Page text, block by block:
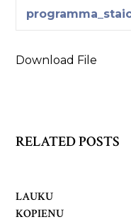
Download File
RELATED POSTS
LAUKU
KOPIENU